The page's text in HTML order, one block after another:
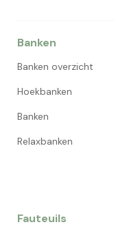
Banken
Banken overzicht
Hoekbanken
Banken
Relaxbanken
Fauteuils